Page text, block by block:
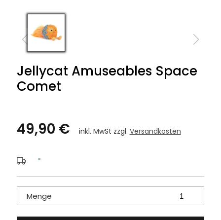
Jellycat Amuseables Space
Comet
49,90 € inkl. MwSt zzgl. Versandkosten
*
Menge